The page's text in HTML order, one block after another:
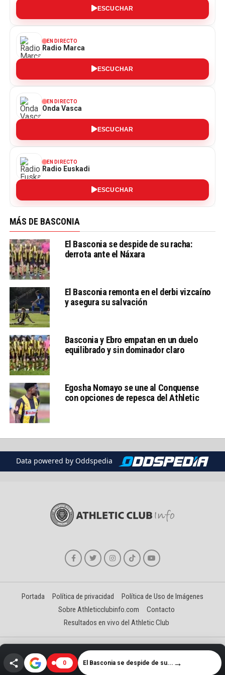
ESCUCHAR
EN DIRECTO
Radio Marca
ESCUCHAR
EN DIRECTO
Onda Vasca
ESCUCHAR
EN DIRECTO
Radio Euskadi
ESCUCHAR
MÁS DE BASCONIA
El Basconia se despide de su racha:
derrota ante el Náxara
El Basconia remonta en el derbi vizcaíno
y asegura su salvación
Basconia y Ebro empatan en un duelo
equilibrado y sin dominador claro
Egosha Nomayo se une al Conquense
con opciones de repesca del Athletic
Data powered by Oddspedia
Portada Política de privacidad
Política de Uso de Imágenes
Sobre Athleticclubinfo.com
Contacto
Resultados en vivo del Athletic Club
Creado y gestionado por David Benéitez Landeta
0 El Basconia se despide de su... →